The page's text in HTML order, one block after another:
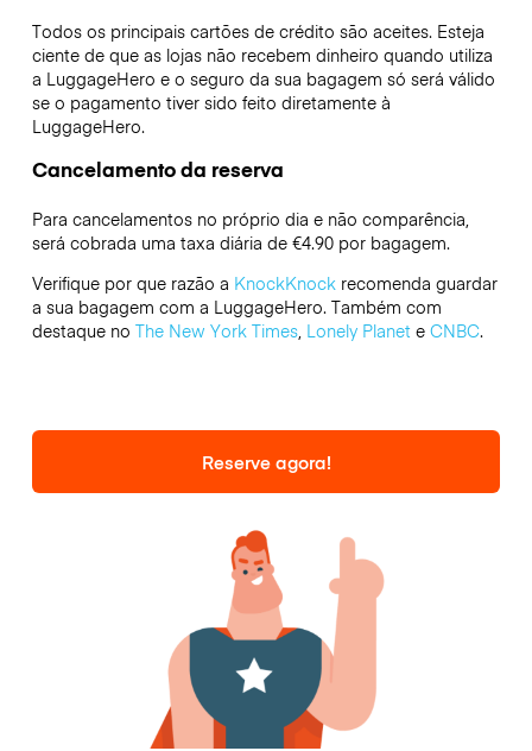
Todos os principais cartões de crédito são aceites. Esteja
ciente de que as lojas não recebem dinheiro quando utiliza
a LuggageHero e o seguro da sua bagagem só será válido
se o pagamento tiver sido feito diretamente à
LuggageHero.
Cancelamento da reserva
Para cancelamentos no próprio dia e não comparência,
será cobrada uma taxa diária de €4.90 por bagagem.
Verifique por que razão a KnockKnockrecomenda guardar
a sua bagagem com a LuggageHero. Também com
destaque no The New York Times, Lonely Planete CNBC.
Reserve agora!